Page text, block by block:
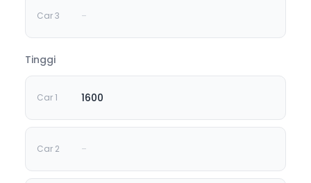
-
Tinggi
1600
-